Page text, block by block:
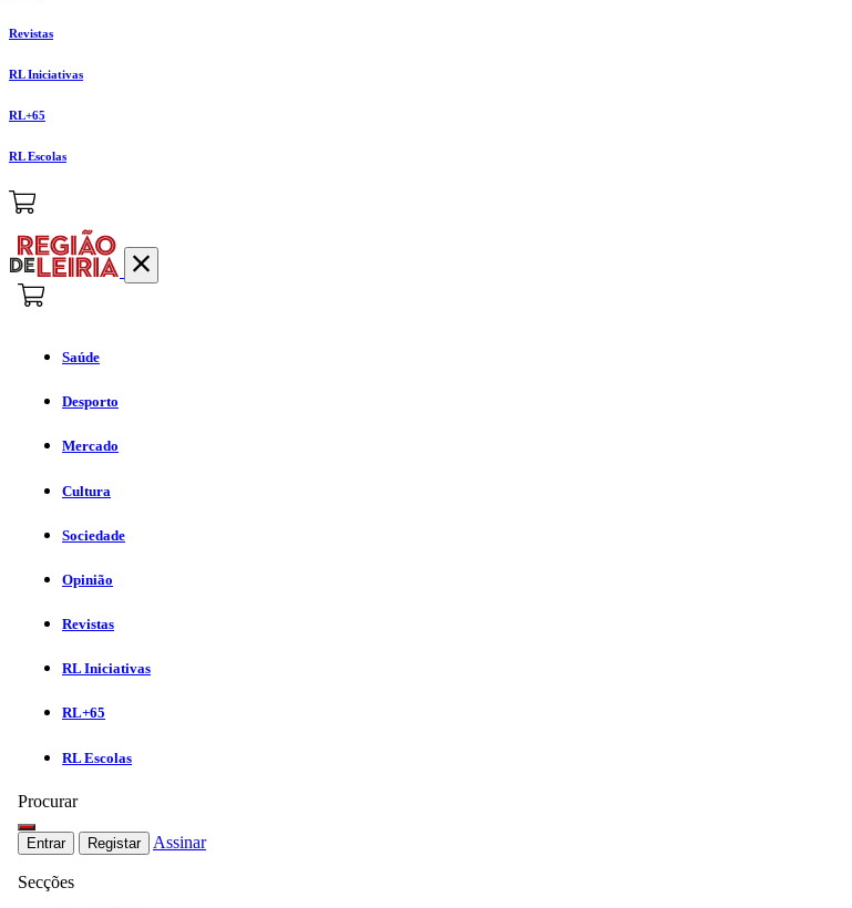
Revistas
RL Iniciativas
RL+65
RL Escolas
Saúde
Desporto
Mercado
Cultura
Sociedade
Opinião
Revistas
RL Iniciativas
RL+65
RL Escolas
Procurar
Entrar Registar Assinar
Secções